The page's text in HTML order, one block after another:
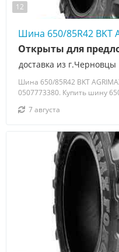
12
Шина 650/85R42 BKT
доставка из г.Черновцы
Открыты для
Шина 650/85R42 BKT
0507773380. Купить шину
7 августа